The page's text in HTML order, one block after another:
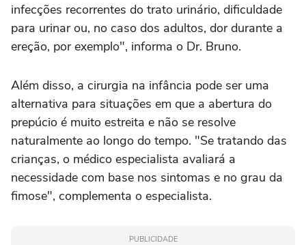
infecções recorrentes do trato urinário, dificuldade
para urinar ou, no caso dos adultos, dor durante a
ereção, por exemplo", informa o Dr. Bruno.
Além disso, a cirurgia na infância pode ser uma
alternativa para situações em que a abertura do
prepúcio é muito estreita e não se resolve
naturalmente ao longo do tempo. "Se tratando das
crianças, o médico especialista avaliará a
necessidade com base nos sintomas e no grau da
fimose", complementa o especialista.
PUBLICIDADE